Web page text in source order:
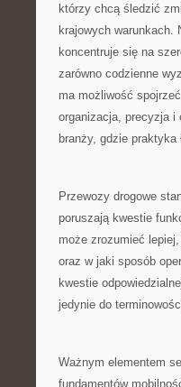
którzy chcą śledzić
krajowych warunkach.
koncentruje się na
zarówno codzienne
ma możliwość
organizacja, precyzja i
branży, gdzie praktyka
Przewozy drogowe
poruszają kwestie
może zrozumieć
oraz w jaki sposób
kwestie
jedynie do
Ważnym elementem
fundamentów